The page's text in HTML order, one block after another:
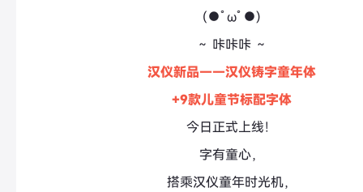
(●ﾟωﾟ●)
～ 咔咔咔 ～
汉仪新品——汉仪铸字童年体
+9款儿童节标配字体
今日正式上线！
字有童心，
搭乘汉仪童年时光机，